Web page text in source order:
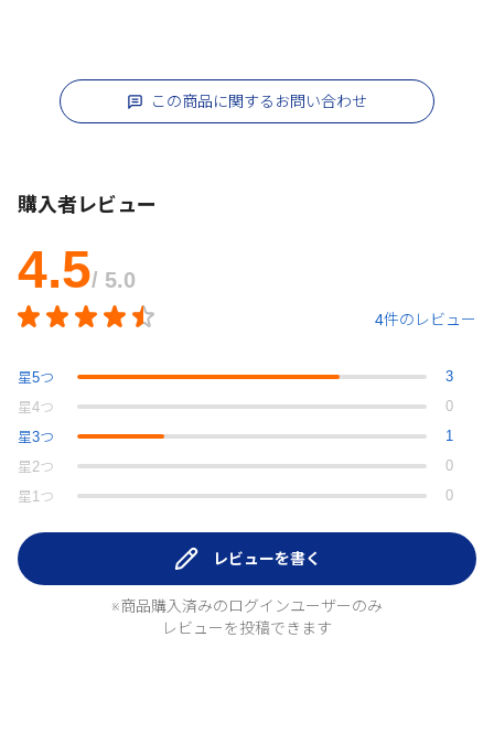
この商品に関するお問い合わせ
購入者レビュー
4.5/ 5.0
4件のレビュー
星5つ
3
星4つ
0
星3つ
1
星 2つ
0
星 1つ 0
レビューを書く
※商品購入済みのログインユーザーのみ
レビューを投稿できます